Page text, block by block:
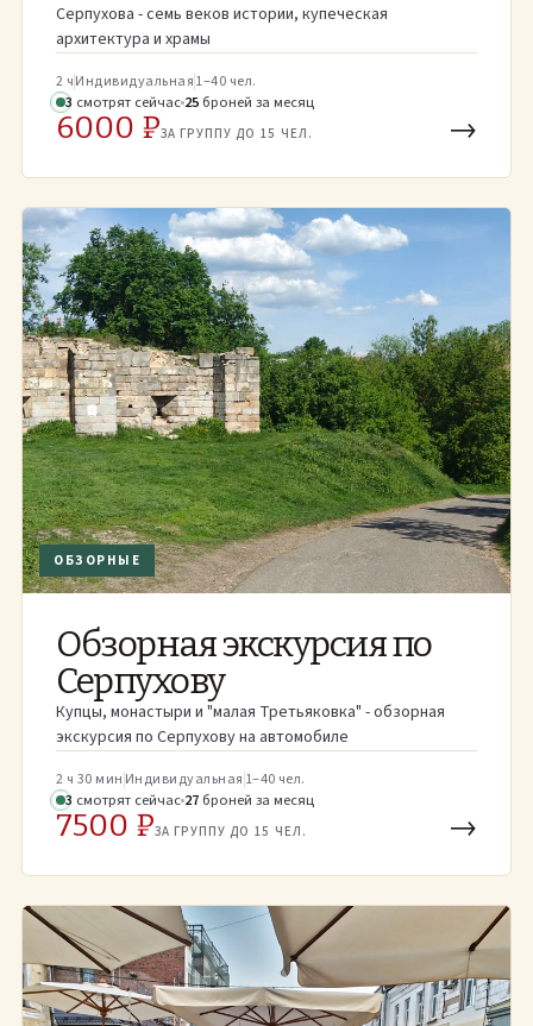
Серпухова - семь веков истории, купеческая
архитектура и храмы
2 чИндивидуальная1–40 чел.
3 смотрят сейчас 25 броней за месяц
6000 ₽ЗА ГРУППУ ДО 15 ЧЕЛ. →
ОБЗОРНЫЕ
Обзорная экскурсия по
Серпухову
Купцы, монаcтыри и "малая Третьяковка" - обзорная
экскурсия по Серпухову на автомобиле
2 ч 30 мин Индивидуальная 1–40 чел.
3 смотрят сейчас 27 броней за месяц
7500 ₽ЗА ГРУППУ ДО 15 ЧЕЛ. →